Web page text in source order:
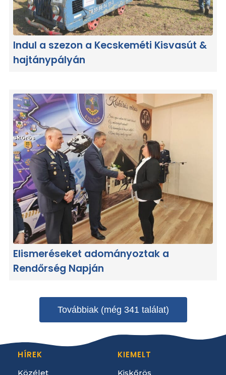
Indul a szezon a Kecskeméti Kisvasút &
hajtánypályán
Elismeréseket adományoztak a
Rendőrség Napján
Továbbiak (még 341 találat)
HÍREK
Közélet
KIEMELT
Kiskőrös